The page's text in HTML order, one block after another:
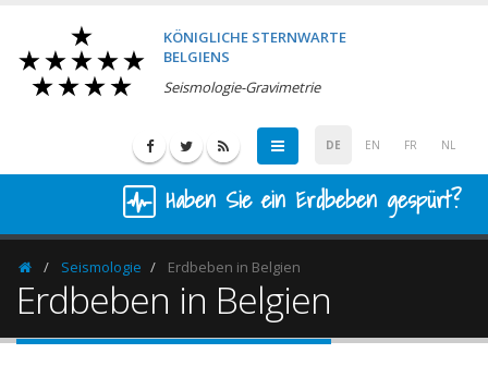
KÖNIGLICHE STERNWARTE
BELGIENS
Seismologie-Gravimetrie
DE EN FR NL
Haben Sie ein Erdbeben gespürt?
HomepageSeismologie Erdbeben in Belgien
Erdbeben in Belgien